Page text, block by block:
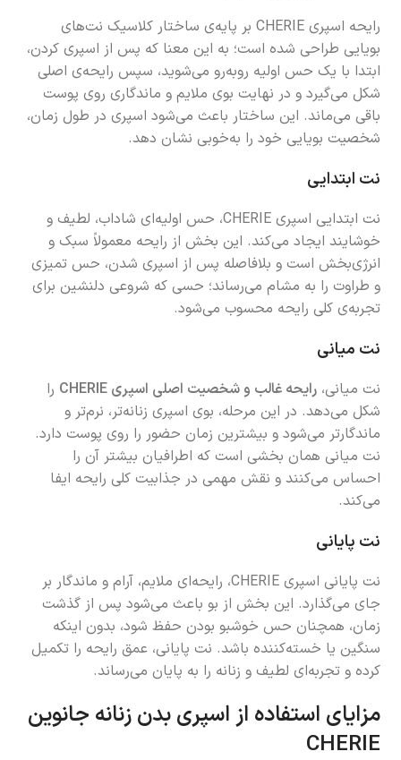
رایحه اسپری CHERIE بر پایه‌ی ساختار کلاسیک نت‌های
بویایی طراحی شده است؛ به این معنا که پس از اسپری کردن،
ابتدا با یک حس اولیه روبه‌رو می‌شوید، سپس رایحه‌ی اصلی
شکل می‌گیرد و در نهایت بوی ملایم و ماندگاری روی پوست
باقی می‌ماند. این ساختار باعث می‌شود اسپری در طول زمان،
شخصیت بویایی خود را به‌خوبی نشان دهد.
نت ابتدایی
نت ابتدایی اسپری CHERIE، حس اولیه‌ای شاداب، لطیف و
خوشایند ایجاد می‌کند. این بخش از رایحه معمولاً سبک و
انرژی‌بخش است و بلافاصله پس از اسپری شدن، حس تمیزی
و طراوت را به مشام می‌رساند؛ حسی که شروعی دلنشین برای
تجربه‌ی کلی رایحه محسوب می‌شود.
نت میانی
نت میانی،رایحه غالب و شخصیت اصلی اسپری CHERIE
را
شکل می‌دهد. در این مرحله، بوی اسپری زنانه‌تر، نرم‌تر و
ماندگارتر می‌شود و بیشترین زمان حضور را روی پوست دارد.
نت میانی همان بخشی است که اطرافیان بیشتر آن را
احساس می‌کنند و نقش مهمی در جذابیت کلی رایحه ایفا
می‌کند.
نت پایانی
نت پایانی اسپری CHERIE، رایحه‌ای ملایم، آرام و ماندگار بر
جای می‌گذارد. این بخش از بو باعث می‌شود پس از گذشت
زمان، همچنان حس خوشبو بودن حفظ شود، بدون اینکه
سنگین یا خسته‌کننده باشد. نت پایانی، عمق رایحه را تکمیل
کرده و تجربه‌ای لطیف و زنانه را به پایان می‌رساند.
مزایای استفاده از اسپری بدن زنانه جانوین
CHERIE